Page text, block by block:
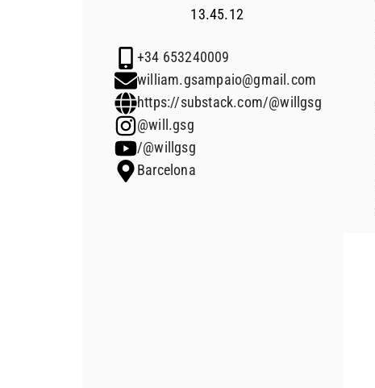
+34 653240009
william.gsampaio@gmail.com
https://substack.com/@willgsg
@will.gsg
/@willgsg
Barcelona